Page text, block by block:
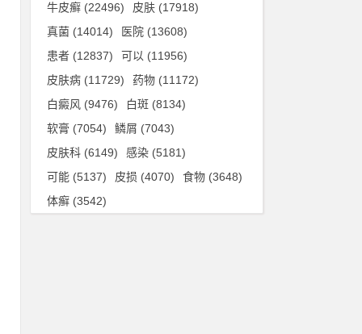
牛皮癣 (22496) 皮肤 (17918)
真菌 (14014) 医院 (13608)
患者 (12837) 可以 (11956)
皮肤病 (11729) 药物 (11172)
白癜风 (9476) 白斑 (8134)
软膏 (7054) 鳞屑 (7043)
皮肤科 (6149) 感染 (5181)
可能 (5137) 皮损 (4070) 食物 (3648)
体癣 (3542)